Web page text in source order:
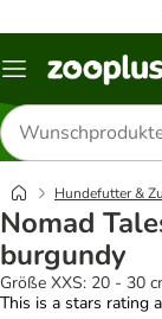
Menü
Produkte
suchen
Hundefutter &
Nomad
burgundy
Größe XXS: 20 - 30
This is a stars rating